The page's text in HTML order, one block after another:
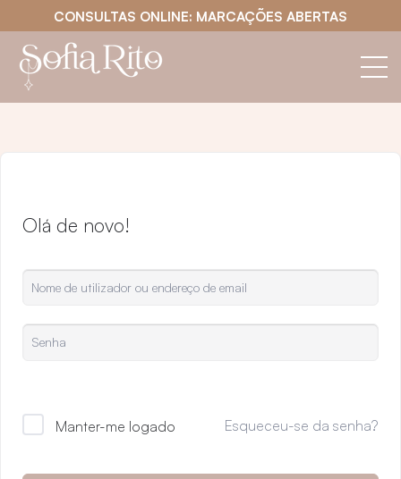
CONSULTAS ONLINE: MARCAÇÕES ABERTAS
Olá de novo!
Manter-me logado Esqueceu-se da senha?